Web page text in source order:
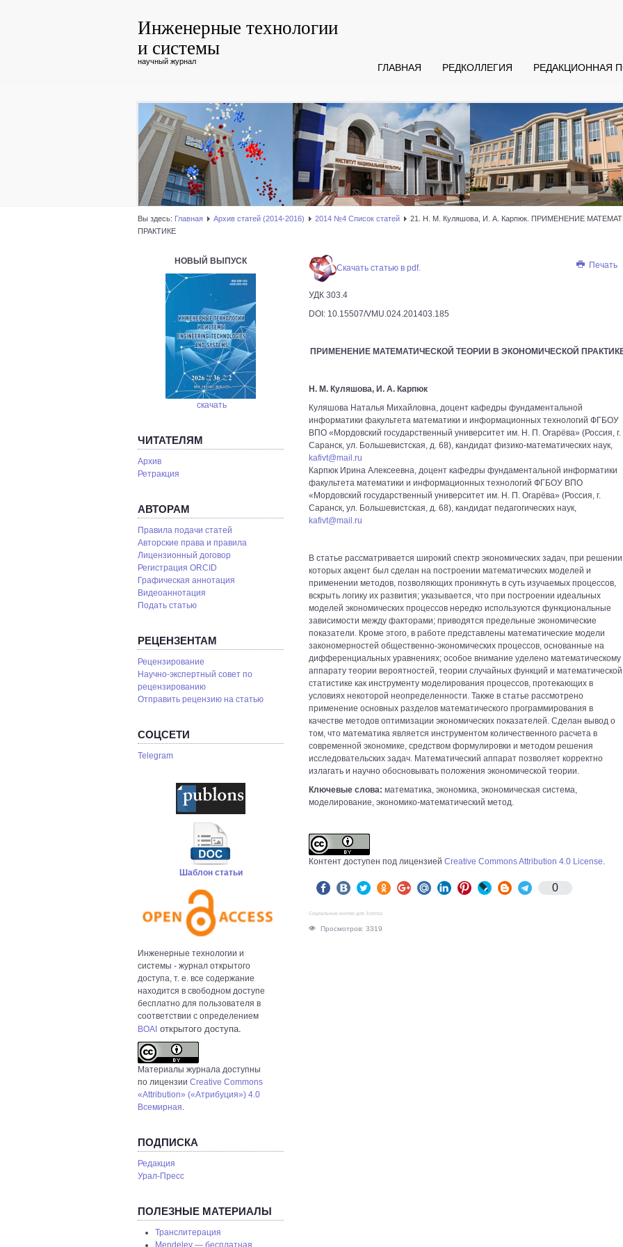
Инженерные технологии
и системы
научный журнал
ГЛАВНАЯ РЕДКОЛЛЕГИЯ РЕДАКЦИОННАЯ
Вы здесь: Главная Архив статей (2014-2016) 2014 №4 Список статей
21. Н. М. Куляшова, И. А. Карпюк. ПРИМЕНЕНИЕ
ПРАКТИКЕ
НОВЫЙ ВЫПУСК
скачать
ЧИТАТЕЛЯМ
Архив
Ретракция
АВТОРАМ
Правила подачи статей
Авторские права и правила
Лицензионный договор
Регистрация ORCID
Графическая аннотация
Видеоаннотация
Подать статью
РЕЦЕНЗЕНТАМ
Рецензирование
Научно-экспертный совет по
рецензированию
Отправить рецензию на статью
СОЦСЕТИ
Telegram
Шаблон статьи
Инженерные технологии и
системы - журнал открытого
доступа, т. е. все содержание
находится в свободном доступе
бесплатно для пользователя в
соответствии с определением
BOAI открытого доступа.
Материалы журнала доступны
по лицензии Creative Commons
«Attribution» («Атрибуция») 4.0
Всемирная.
ПОДПИСКА
Редакция
Урал-Пресс
ПОЛЕЗНЫЕ МАТЕРИАЛЫ
Транслитерация
Mendeley — бесплатная
Печать
Скачать статью в pdf.
УДК 303.4
DOI: 10.15507/VMU.024.201403.185
ПРИМЕНЕНИЕ МАТЕМАТИЧЕСКОЙ ТЕОРИИ В ЭКОНОМИЧЕСКОЙ
Н. М. Куляшова, И. А. Карпюк
Куляшова Наталья Михайловна, доцент кафедры фундаментальной
информатики факультета математики и информационных технологий ФГБОУ
ВПО «Мордовский государственный университет им. Н. П. Огарёва» (Россия, г.
Саранск, ул. Большевистская, д. 68), кандидат физико-математических наук,
kafivt@mail.ru
Карпюк Ирина Алексеевна, доцент кафедры фундаментальной информатики
факультета математики и информационных технологий ФГБОУ ВПО
«Мордовский государственный университет им. Н. П. Огарёва» (Россия, г.
Саранск, ул. Большевистская, д. 68), кандидат педагогических наук,
kafivt@mail.ru
В статье рассматривается широкий спектр экономических задач, при решении
которых акцент был сделан на построении математических моделей и
применении методов, позволяющих проникнуть в суть изучаемых процессов,
вскрыть логику их развития; указывается, что при построении идеальных
моделей экономических процессов нередко используются функциональные
зависимости между факторами; приводятся предельные экономические
показатели. Кроме этого, в работе представлены математические модели
закономерностей общественно-экономических процессов, основанные на
дифференциальных уравнениях; особое внимание уделено математическому
аппарату теории вероятностей, теории случайных функций и математической
статистике как инструменту моделирования процессов, протекающих в
условиях некоторой неопределенности. Также в статье рассмотрено
применение основных разделов математического программирования в
качестве методов оптимизации экономических показателей. Сделан вывод о
том, что математика является инструментом количественного расчета в
современной экономике, средством формулировки и методом решения
исследовательских задач. Математический аппарат позволяет корректно
излагать и научно обосновывать положения экономической теории.
Ключевые слова: математика, экономика, экономическая система,
моделирование, экономико-математический метод.
Контент доступен под лицензией Creative Commons Attribution 4.0 License.
0
Социальные кнопки для Joomla
Просмотров: 3319